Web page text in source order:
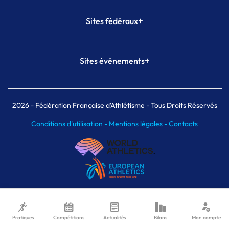
Sites fédéraux+
Plateforme Formation
Sites événements+
Meeting de Paris indoor
MAIF Ekiden de Paris
2026- Fédération Française d'Athlétisme - Tous Droits Réservés
Conditions d'utilisation - Mentions légales -Contacts
Pratiques Compétitions Actualités Bilans Mon compte